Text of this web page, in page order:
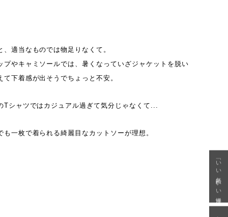
、適当なものでは物足りなくて。
プやキャミソールでは、暑くなっていざジャケットを脱い
て下着感が出そうでちょっと不安。
Tシャツではカジュアル過ぎて気分じゃなくて...
も一枚で着られる綺麗目なカットソーが理想。
「いい年齢 いい洋服」